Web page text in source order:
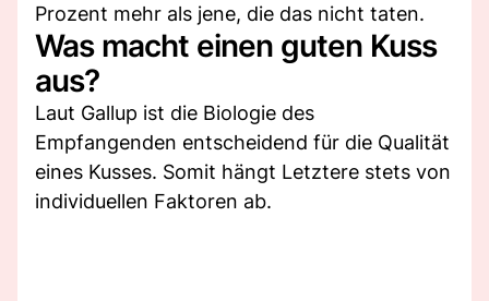
Prozent mehr als jene, die das nicht taten.
Was macht einen guten Kuss
aus?
Laut Gallup ist die Biologie des
Empfangenden entscheidend für die Qualität
eines Kusses. Somit hängt Letztere stets von
individuellen Faktoren ab.